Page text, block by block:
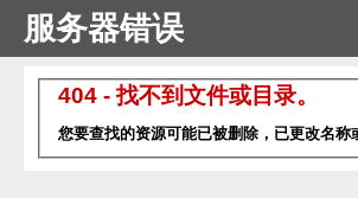
服务器错误
404 - 找不到文件或目录。
您要查找的资源可能已被删除，已更改名称